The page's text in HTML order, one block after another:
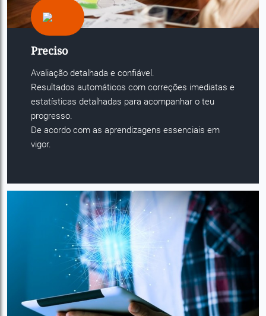
Preciso
Avaliação detalhada e confiável.
Resultados automáticos com correções imediatas e
estatísticas detalhadas para acompanhar o teu
progresso.
De acordo com as aprendizagens essenciais em
vigor.